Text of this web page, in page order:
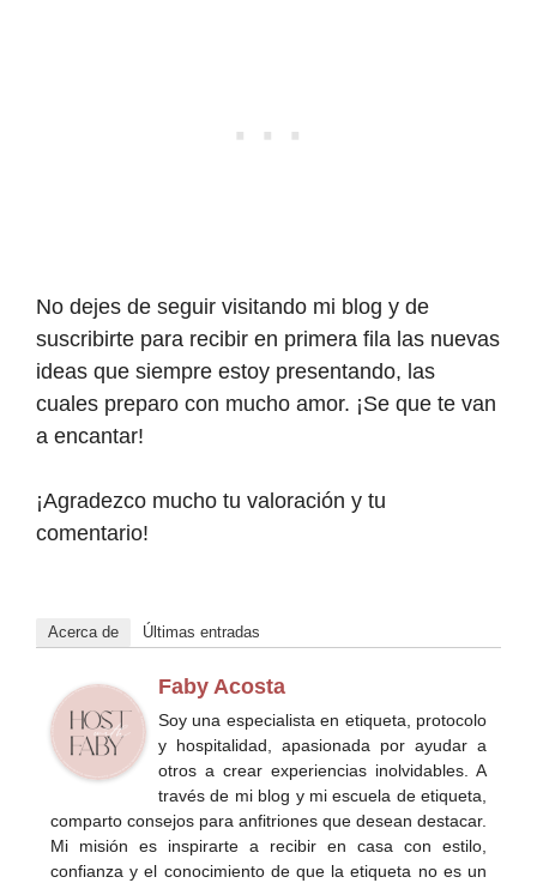
No dejes de seguir visitando mi blog y de
suscribirte para recibir en primera fila las nuevas
ideas que siempre estoy presentando, las
cuales preparo con mucho amor. ¡Se que te van
a encantar!
¡Agradezco mucho tu valoración y tu
comentario!
Acerca de Últimas entradas
Faby Acosta
Soy una especialista en etiqueta, protocolo
y hospitalidad, apasionada por ayudar a
otros a crear experiencias inolvidables. A
través de mi blog y mi escuela de etiqueta,
comparto consejos para anfitriones que desean destacar.
Mi misión es inspirarte a recibir en casa con estilo,
confianza y el conocimiento de que la etiqueta no es un